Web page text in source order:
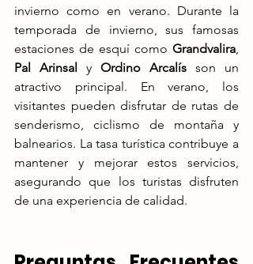
invierno como en verano. Durante la
temporada de invierno, sus famosas
estaciones de esquí como Grandvalira
Pal Arinsal y Ordino Arcalís son un
atractivo principal. En verano, los
visitantes pueden disfrutar de rutas de
senderismo, ciclismo de montaña y
balnearios. La tasa turística contribuye a
mantener y mejorar estos servicios,
asegurando que los turistas disfruten
de una experiencia de calidad.